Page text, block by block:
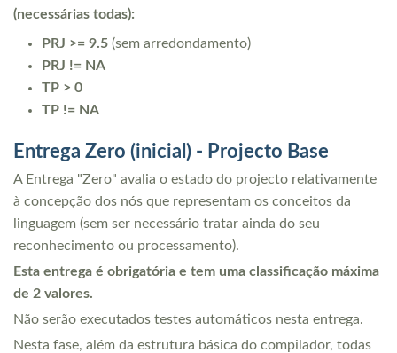
(necessárias todas):
PRJ >= 9.5 (sem arredondamento)
PRJ != NA
TP > 0
TP != NA
Entrega Zero (inicial) - Projecto Base
A Entrega "Zero" avalia o estado do projecto relativamente
à concepção dos nós que representam os conceitos da
linguagem (sem ser necessário tratar ainda do seu
reconhecimento ou processamento).
Esta entrega é obrigatória e tem uma classificação máxima
de 2 valores.
Não serão executados testes automáticos nesta entrega.
Nesta fase, além da estrutura básica do compilador, todas